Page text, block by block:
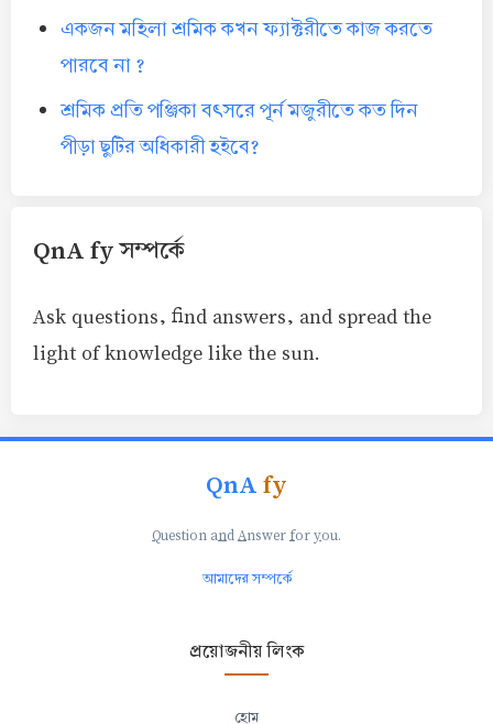
একজন মহিলা শ্রমিক কখন ফ্যাক্টরীতে কাজ করতে
পারবে না ?
শ্রমিক প্রতি পঞ্জিকা বৎসরে পূর্ন মজুরীতে কত দিন
পীড়া ছুটির অধিকারী হইবে?
QnA fy সম্পর্কে
Ask questions, find answers, and spread the
light of knowledge like the sun.
QnAfy
Question andAnswer foryou.
আমাদের সম্পর্কে
প্রয়োজনীয় লিংক
হোম